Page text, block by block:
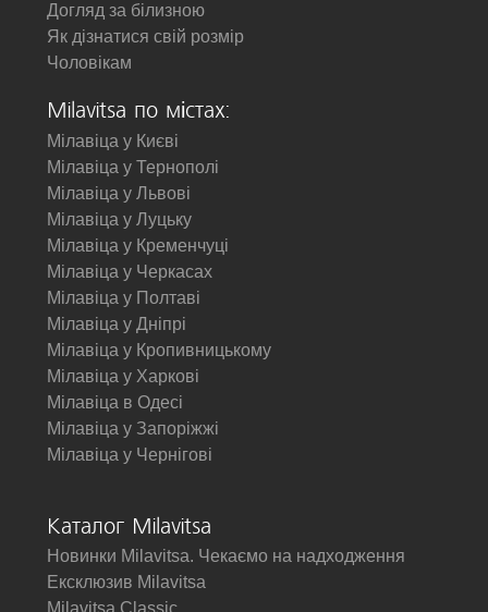
Догляд за білизною
Як дізнатися свій розмір
Чоловікам
Milavitsa по містах:
Мілавіца у Києві
Мілавіца у Тернополі
Мілавіца у Львові
Мілавіца у Луцьку
Мілавіца у Кременчуці
Мілавіца у Черкасах
Мілавіца у Полтаві
Мілавіца у Дніпрі
Мілавіца у Кропивницькому
Мілавіца у Харкові
Мілавіца в Одесі
Мілавіца у Запоріжжі
Мілавіца у Чернігові
Каталог Milavitsa
Новинки Milavitsa. Чекаємо на надходження
Ексклюзив Milavitsa
Milavitsa Classic